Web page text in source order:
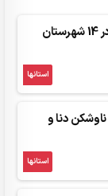
زنگ خطر کمبود منابع آبی در 14 شهرستان
استانها
دنا و
استانها